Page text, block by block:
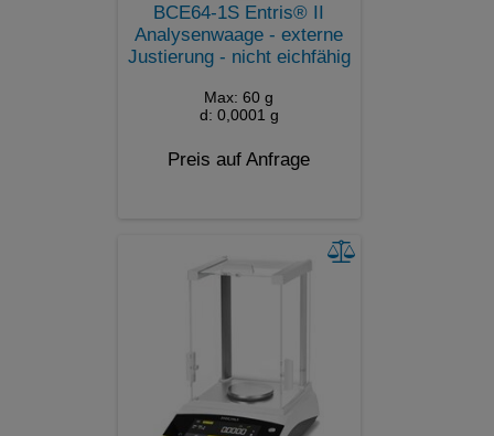
BCE64-1S Entris® II
Analysenwaage - externe
Justierung - nicht eichfähig
Max: 60 g
d: 0,0001 g
Preis auf Anfrage